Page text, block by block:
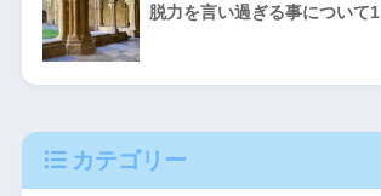
脱力を言い過ぎる事について1
カテゴリー